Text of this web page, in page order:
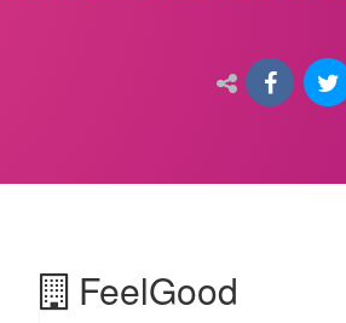
FeelGood